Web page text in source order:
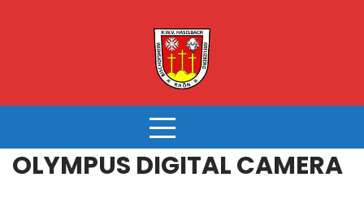
OLYMPUS DIGITAL CAMERA